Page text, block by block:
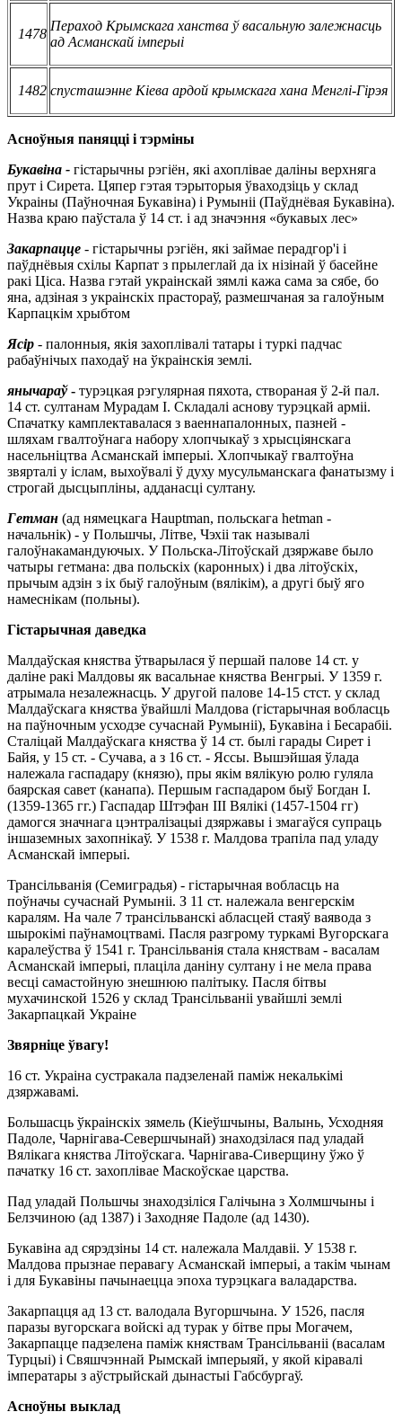
1478
Пераход Крымскага ханства ў васальную залежнасць
ад Асманскай імперыі
1482 спусташэнне Кіева ардой крымскага хана Менглі-Гірэя
Асноўныя паняцці і тэрміны
Букавіна - гістарычны рэгіён, які ахоплівае даліны верхняга
прут і Сирета. Цяпер гэтая тэрыторыя ўваходзіць у склад
Украіны (Паўночная Букавіна) і Румыніі (Паўднёвая Букавіна).
Назва краю паўстала ў 14 ст. і ад значэння «букавых лес»
Закарпацце - гістарычны рэгіён, які займае перадгор'і і
паўднёвыя схілы Карпат з прылеглай да іх нізінай ў басейне
ракі Ціса. Назва гэтай украінскай зямлі кажа сама за сябе, бо
яна, адзіная з украінскіх прастораў, размешчаная за галоўным
Карпацкім хрыбтом
Ясір - палонныя, якія захоплівалі татары і туркі падчас
рабаўнічых паходаў на ўкраінскія землі.
янычараў- турэцкая рэгулярная пяхота, створаная ў 2-й пал.
14 ст. султанам Мурадам І. Складалі аснову турэцкай арміі.
Спачатку камплектавалася з ваеннапалонных, пазней -
шляхам гвалтоўнага набору хлопчыкаў з хрысціянскага
насельніцтва Асманскай імперыі. Хлопчыкаў гвалтоўна
звярталі у іслам, выхоўвалі ў духу мусульманскага фанатызму і
строгай дысцыпліны, адданасці султану.
Гетман (ад нямецкага Hauptman, польскага hetman -
начальнік) - у Польшчы, Літве, Чэхіі так называлі
галоўнакамандуючых. У Польска-Літоўскай дзяржаве было
чатыры гетмана: два польскіх (каронных) і два літоўскіх,
прычым адзін з іх быў галоўным (вялікім), а другі быў яго
намеснікам (польны).
Гістарычная даведка
Малдаўская княства ўтварылася ў першай палове 14 ст. у
даліне ракі Малдовы як васальнае княства Венгрыі. У 1359 г.
атрымала незалежнасць. У другой палове 14-15 стст. у склад
Малдаўскага княства ўвайшлі Малдова (гістарычная вобласць
на паўночным усходзе сучаснай Румыніі), Букавіна і Бесарабіі.
Сталіцай Малдаўскага княства ў 14 ст. былі гарады Сирет і
Байя, у 15 ст. - Сучава, а з 16 ст. - Яссы. Вышэйшая ўлада
належала гаспадару (князю), пры якім вялікую ролю гуляла
баярская савет (канапа). Першым гаспадаром быў Богдан І.
(1359-1365 гг.) Гаспадар Штэфан III Вялікі (1457-1504 гг)
дамогся значнага цэнтралізацыі дзяржавы і змагаўся супраць
іншаземных захопнікаў. У 1538 г. Малдова трапіла пад уладу
Асманскай імперыі.
Трансільванія (Семиградья) - гістарычная вобласць на
поўначы сучаснай Румыніі. З 11 ст. належала венгерскім
каралям. На чале 7 трансільванскі абласцей стаяў ваявода з
шырокімі паўнамоцтвамі. Пасля разгрому туркамі Вугорскага
каралеўства ў 1541 г. Трансільванія стала княствам - васалам
Асманскай імперыі, плаціла даніну султану і не мела права
весці самастойную знешнюю палітыку. Пасля бітвы
мухачинской 1526 у склад Трансільваніі увайшлі землі
Закарпацкай Украіне
Звярніце ўвагу!
16 ст. Украіна сустракала падзеленай паміж некалькімі
дзяржавамі.
Большасць ўкраінскіх зямель (Кіеўшчыны, Валынь, Усходняя
Падоле, Чарнігава-Севершчынай) знаходзілася пад уладай
Вялікага княства Літоўскага. Чарнігава-Сиверщину ўжо ў
пачатку 16 ст. захоплівае Маскоўскае царства.
Пад уладай Польшчы знаходзіліся Галічына з Холмшчыны і
Белзчиною (ад 1387) і Заходняе Падоле (ад 1430).
Букавіна ад сярэдзіны 14 ст. належала Малдавіі. У 1538 г.
Малдова прызнае перавагу Асманскай імперыі, а такім чынам
і для Букавіны пачынаецца эпоха турэцкага валадарства.
Закарпацця ад 13 ст. валодала Вугоршчына. У 1526, пасля
паразы вугорскага войскі ад турак у бітве пры Могачем,
Закарпацце падзелена паміж княствам Трансільваніі (васалам
Турцыі) і Свяшчэннай Рымскай імперыяй, у якой кіравалі
імператары з аўстрыйскай дынастыі Габсбургаў.
Асноўны выклад